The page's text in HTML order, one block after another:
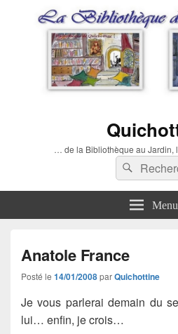
… de la Bibliothèque au Jardin,
Recherche :
Menu
Anatole France
Posté le 14/01/2008parQuichottine
Je vous parlerai demain du
lui… enfin, je crois…